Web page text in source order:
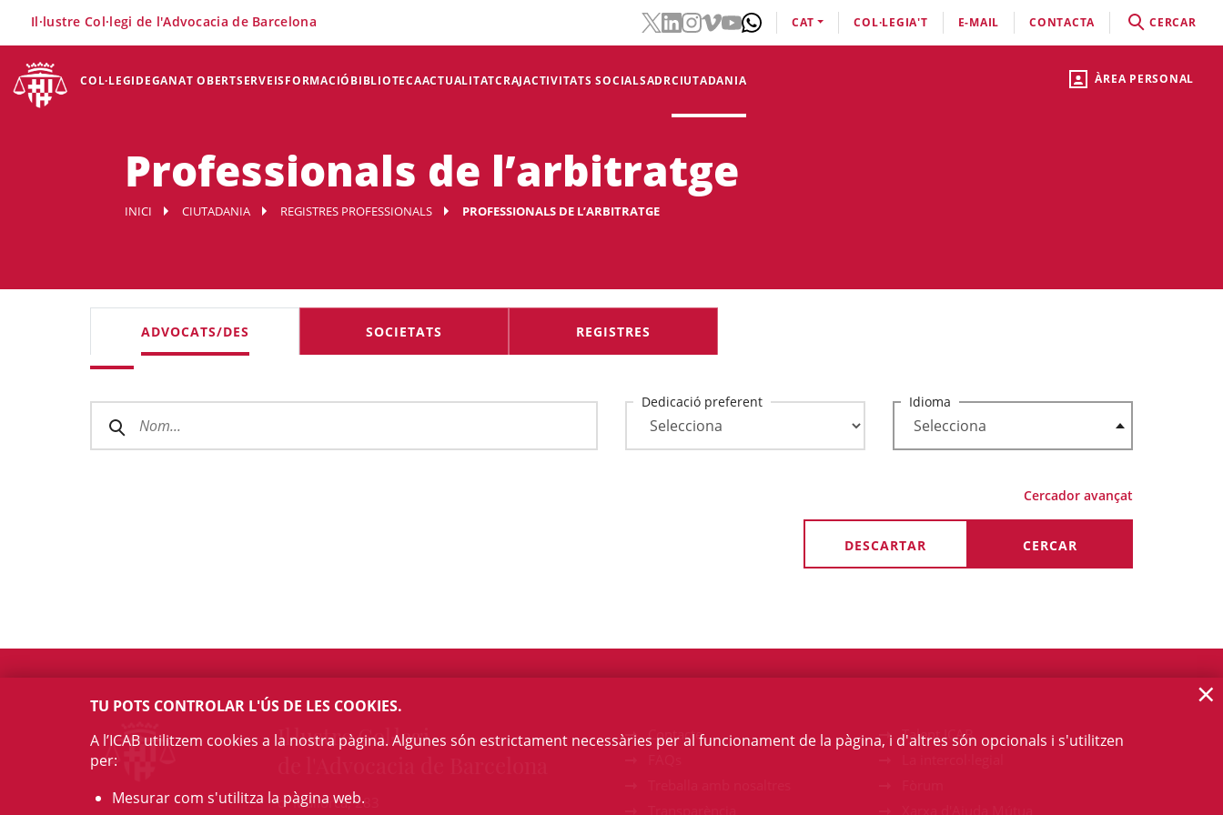
ÀREA PERSONAL
COL·LEGIDEGANAT OBERTSERVEISFORMACIÓBIBLIOTECAACTUALITATCRAJACTIVITATS SOCIALSADRCIUTADANIA
Il·lustre Col·legi de l'Advocacia de Barcelona CAT COL·LEGIA'T E-MAIL CONTACTA CERCAR
Professionals de l’arbitratge
INICI CIUTADANIA REGISTRES PROFESSIONALS PROFESSIONALS DE L’ARBITRATGE
Cercador d'advocats i societats
ADVOCATS/DES SOCIETATS REGISTRES
Dedicació preferent Idioma
Cercador avançat
Il·lustre Col·legi
c/ Mallorca, 283
Contacte
Talent ICAB
TU POTS CONTROLAR L'ÚS DE LES COOKIES.
A l’ICAB utilitzem cookies a la nostra pàgina. Algunes són estrictament necessàries per al funcionament de la pàgina, i d'altres són opcionals i s'utilitzen
per:
Mesurar com s'utilitza la pàgina web.
×